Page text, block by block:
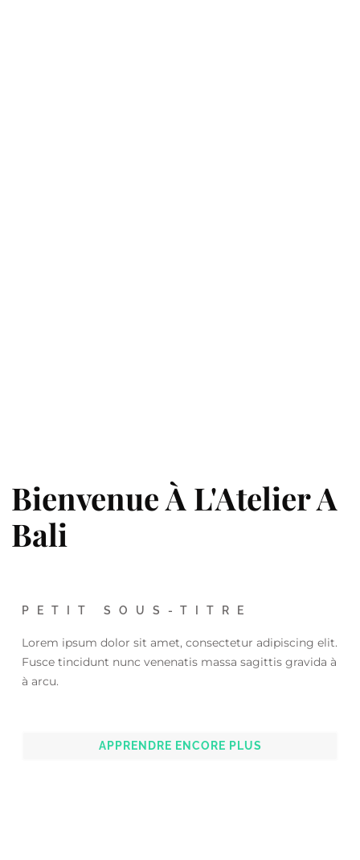
Bienvenue À L'Atelier A
Bali
PETIT SOUS-TITRE
Lorem ipsum dolor sit amet, consectetur adipiscing elit.
Fusce tincidunt nunc venenatis massa sagittis gravida à
à arcu.
APPRENDRE ENCORE PLUS